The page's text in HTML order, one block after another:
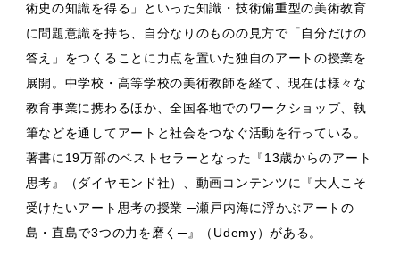
術史の知識を得る」といった知識・技術偏重型の美術教育
に問題意識を持ち、自分なりのものの見方で「自分だけの
答え」をつくることに力点を置いた独自のアートの授業を
展開。中学校・高等学校の美術教師を経て、現在は様々な
教育事業に携わるほか、全国各地でのワークショップ、執
筆などを通してアートと社会をつなぐ活動を行っている。
著書に19万部のベストセラーとなった『13歳からのアート
思考』（ダイヤモンド社）、動画コンテンツに『大人こそ
受けたいアート思考の授業 ─瀬戸内海に浮かぶアートの
島・直島で3つの力を磨く─』（Udemy）がある。